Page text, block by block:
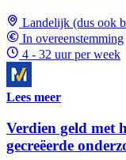
Landelijk (dus ook
In overeenstemming
4 - 32 uur per week
Lees meer
Verdien geld met
gecreëerde